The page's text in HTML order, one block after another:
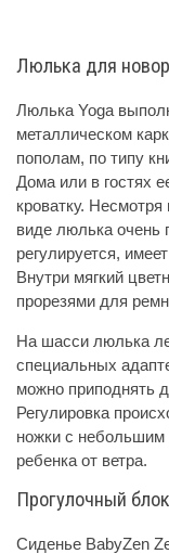
Люлька для
Люлька Yoga
металлическом
пополам, по типу
Дома или в гостях
кроватку.
виде люлька
регулируется,
Внутри мягкий
прорезями для
На шасси люлька
специальных
можно приподнять
Регулировка
ножки с небольшим
ребенка от ветра.
Прогулочный блок
Сиденье BabyZen